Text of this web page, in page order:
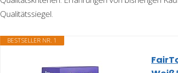
Qualitätssiegel.
BESTSELLER NR. 1